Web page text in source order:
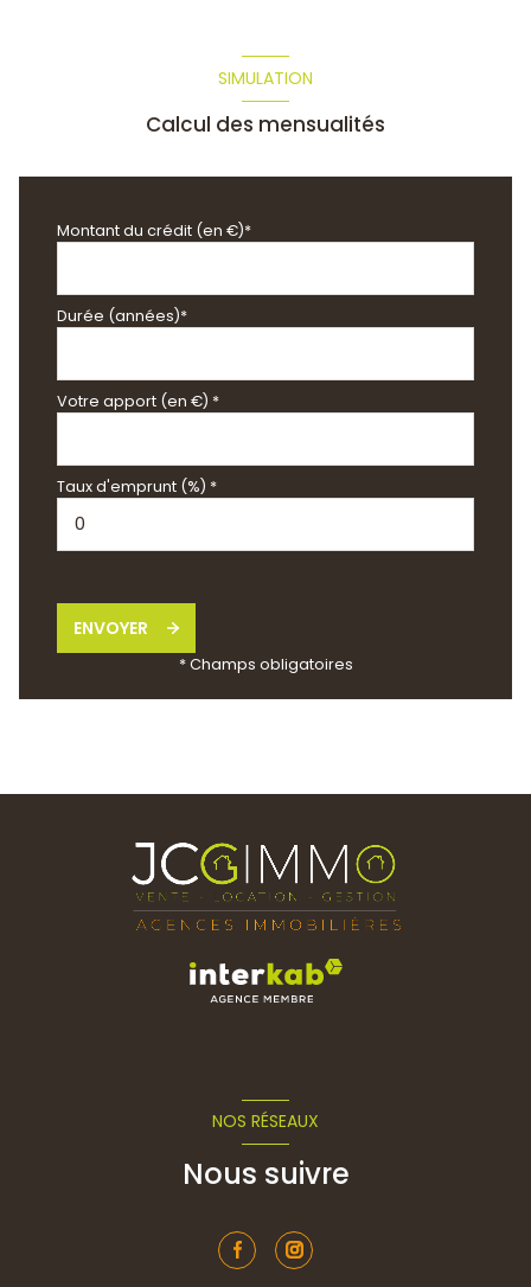
SIMULATION
Calcul des mensualités
Montant du crédit (en €)*
Durée (années)*
Votre apport (en €) *
Taux d'emprunt (%) *
ENVOYER
* Champs obligatoires
NOS RÉSEAUX
Nous suivre